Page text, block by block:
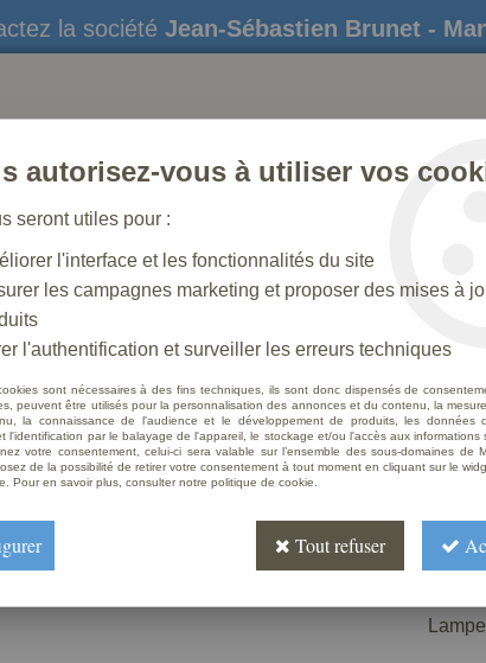
la société Jean-Sébastien Brunet -
STATUES CRÈCHES DE NOËL
À
autorisez-vous à utiliser vos
seront utiles pour :
l'interface et les fonctionnalités du site
les campagnes marketing et proposer des mises à
l'authentification et surveiller les erreurs techniques
sont nécessaires à des fins techniques, ils sont donc dispensés de
peuvent être utilisés pour la personnalisation des annonces et du contenu, la
la connaissance de l'audience et le développement de produits, les données
l'identification par le balayage de l'appareil, le stockage et/ou l'accès aux informations
votre consentement, celui-ci sera valable sur l’ensemble des sous-domaines de
de la possibilité de retirer votre consentement à tout moment en cliquant sur le
Pour en savoir plus, consulter notre politique de cookie.
Tout refuser